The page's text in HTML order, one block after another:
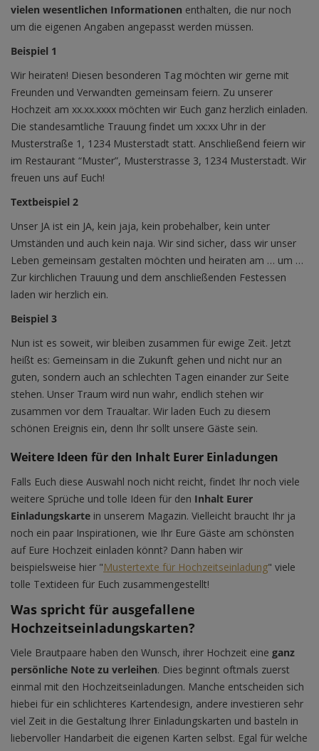
vielen wesentlichen Informationen enthalten, die nur noch
um die eigenen Angaben angepasst werden müssen.
Beispiel 1
Wir heiraten! Diesen besonderen Tag möchten wir gerne mit
Freunden und Verwandten gemeinsam feiern. Zu unserer
Hochzeit am xx.xx.xxxx möchten wir Euch ganz herzlich einladen.
Die standesamtliche Trauung findet um xx:xx Uhr in der
Musterstraße 1, 1234 Musterstadt statt. Anschließend feiern wir
im Restaurant “Muster”, Musterstrasse 3, 1234 Musterstadt. Wir
freuen uns auf Euch!
Textbeispiel 2
Unser JA ist ein JA, kein jaja, kein probehalber, kein unter
Umständen und auch kein naja. Wir sind sicher, dass wir unser
Leben gemeinsam gestalten möchten und heiraten am … um …
Zur kirchlichen Trauung und dem anschließenden Festessen
laden wir herzlich ein.
Beispiel 3
Nun ist es soweit, wir bleiben zusammen für ewige Zeit. Jetzt
heißt es: Gemeinsam in die Zukunft gehen und nicht nur an
guten, sondern auch an schlechten Tagen einander zur Seite
stehen. Unser Traum wird nun wahr, endlich stehen wir
zusammen vor dem Traualtar. Wir laden Euch zu diesem
schönen Ereignis ein, denn Ihr sollt unsere Gäste sein.
Weitere Ideen für den Inhalt Eurer Einladungen
Falls Euch diese Auswahl noch nicht reicht, findet Ihr noch viele
weitere Sprüche und tolle Ideen für den Inhalt Eurer
Einladungskarte in unserem Magazin. Vielleicht braucht Ihr ja
noch ein paar Inspirationen, wie Ihr Eure Gäste am schönsten
auf Eure Hochzeit einladen könnt? Dann haben wir
beispielsweise hier "Mustertexte für Hochzeitseinladung" viele
tolle Textideen für Euch zusammengestellt!
Was spricht für ausgefallene
Hochzeitseinladungskarten?
Viele Brautpaare haben den Wunsch, ihrer Hochzeit eine ganz
persönliche Note zu verleihen. Dies beginnt oftmals zuerst
einmal mit den Hochzeitseinladungen. Manche entscheiden sich
hiebei für ein schlichteres Kartendesign, andere investieren sehr
viel Zeit in die Gestaltung Ihrer Einladungskarten und basteln in
liebervoller Handarbeit die eigenen Karten selbst. Egal für welche